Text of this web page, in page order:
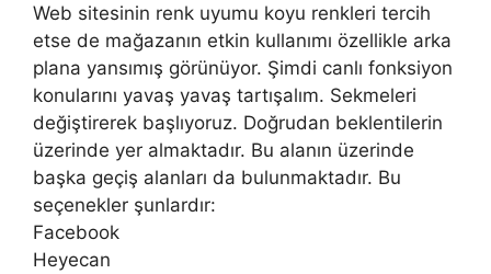
Web sitesinin renk uyumu koyu renkleri tercih
etse de mağazanın etkin kullanımı özellikle arka
plana yansımış görünüyor. Şimdi canlı fonksiyon
konularını yavaş yavaş tartışalım. Sekmeleri
değiştirerek başlıyoruz. Doğrudan beklentilerin
üzerinde yer almaktadır. Bu alanın üzerinde
başka geçiş alanları da bulunmaktadır. Bu
seçenekler şunlardır:
Facebook
Heyecan